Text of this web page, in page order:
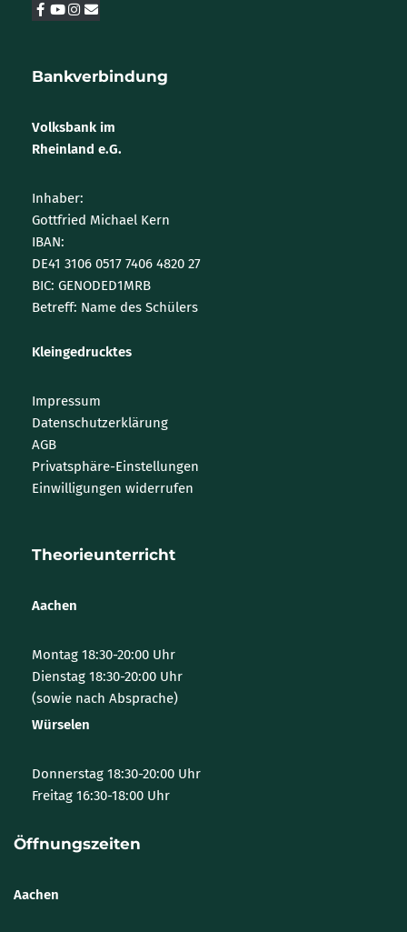
Bankverbindung
Volksbank im
Rheinland e.G.
Inhaber:
Gottfried Michael Kern
IBAN:
DE41 3106 0517 7406 4820 27
BIC: GENODED1MRB
Betreff: Name des Schülers
Kleingedrucktes
Impressum
Datenschutzerklärung
AGB
Privatsphäre-Einstellungen
Einwilligungen widerrufen
Theorieunterricht
Aachen
Montag 18:30-20:00 Uhr
Dienstag 18:30-20:00 Uhr
(sowie nach Absprache)
Würselen
Donnerstag 18:30-20:00 Uhr
Freitag 16:30-18:00 Uhr
Öffnungszeiten
Aachen